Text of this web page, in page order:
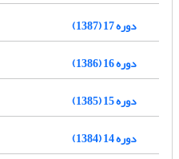
دوره 17 (1387)
دوره 16 (1386)
دوره 15 (1385)
دوره 14 (1384)